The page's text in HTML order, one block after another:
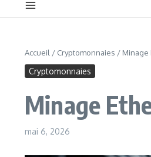
Accueil / Cryptomonnaies / Minage
Cryptomonnaies
Minage
mai 6, 2026